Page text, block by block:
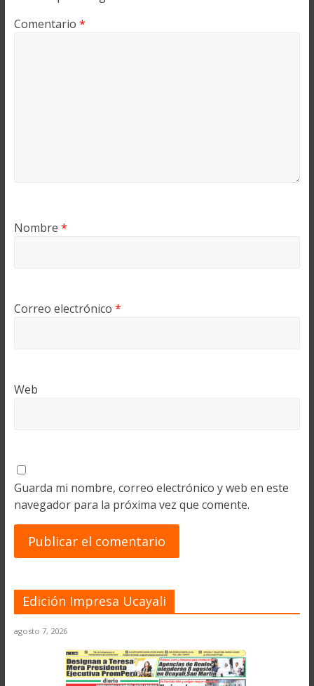
Comentario *
Nombre *
Correo electrónico *
Web
Guarda mi nombre, correo electrónico y web en este
navegador para la próxima vez que comente.
Edición Impresa Ucayali
agosto 7, 2026